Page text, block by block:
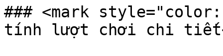
### <mark
tính lượt chơi chi